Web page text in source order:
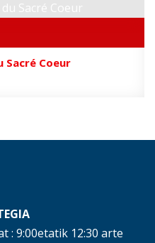
Sacré Coeur
: 9:00etatik 12:30 arte